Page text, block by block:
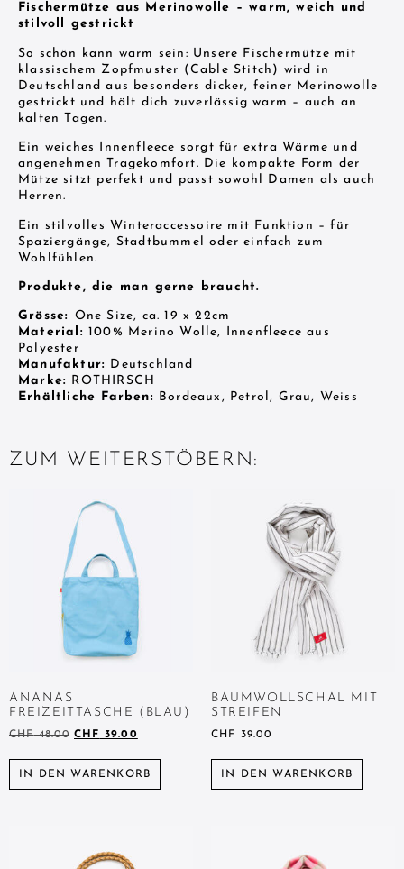
Fischermütze aus Merinowolle – warm, weich und
stilvoll gestrickt
So schön kann warm sein: Unsere Fischermütze mit
klassischem Zopfmuster (Cable Stitch) wird in
Deutschland aus besonders dicker, feiner Merinowolle
gestrickt und hält dich zuverlässig warm – auch an
kalten Tagen.
Ein weiches Innenfleece sorgt für extra Wärme und
angenehmen Tragekomfort. Die kompakte Form der
Mütze sitzt perfekt und passt sowohl Damen als auch
Herren.
Ein stilvolles Winteraccessoire mit Funktion – für
Spaziergänge, Stadtbummel oder einfach zum
Wohlfühlen.
Produkte, die man gerne braucht.
Grösse: One Size, ca. 19 x 22cm
Material: 100% Merino Wolle, Innenfleece aus
Polyester
Manufaktur: Deutschland
Marke: ROTHIRSCH
Erhältliche Farben: Bordeaux, Petrol, Grau, Weiss
ZUM WEITERSTÖBERN:
ANANAS
FREIZEITTASCHE (BLAU)
CHF48.00 CHF 39.00
IN DEN WARENKORB
BAUMWOLLSCHAL MIT
STREIFEN
CHF 39.00
IN DEN WARENKORB